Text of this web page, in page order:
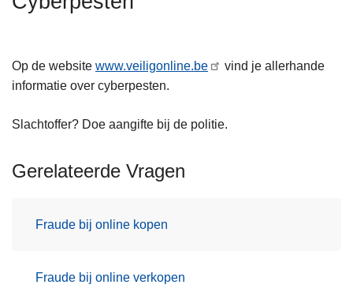
Op de website www.veiligonline.be
vind je allerhande
informatie over cyberpesten.
Slachtoffer? Doe aangifte bij de politie.
Gerelateerde Vragen
Fraude bij online kopen
Fraude bij online verkopen